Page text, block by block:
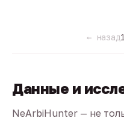
← назад
Данные и
NeArbiHunter — не